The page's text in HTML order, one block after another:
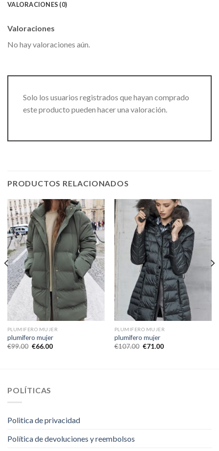
VALORACIONES (0)
Valoraciones
No hay valoraciones aún.
Solo los usuarios registrados que hayan comprado
este producto pueden hacer una valoración.
PRODUCTOS RELACIONADOS
PLUMIFERO MUJER
plumifero mujer
€99.00 €66.00
PLUMIFERO MUJER
plumifero mujer
€107.00 €71.00
POLÍTICAS
Politica de privacidad
Política de devoluciones y reembolsos